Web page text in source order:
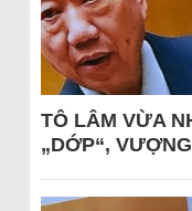
TÔ LÂM VỪA
„DỚP“,